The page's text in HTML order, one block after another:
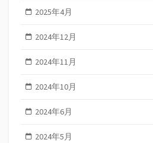
2025年4月
2024年12月
2024年11月
2024年10月
2024年6月
2024年5月